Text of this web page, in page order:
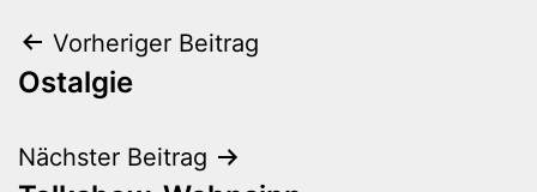
Beitragsnavigation
Vorheriger Beitrag
Ostalgie
Nächster Beitrag